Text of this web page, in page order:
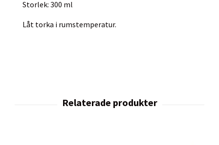
Storlek: 300 ml
Låt torka i rumstemperatur.